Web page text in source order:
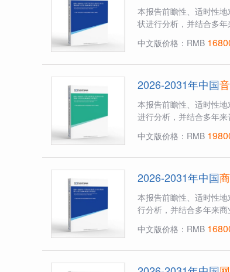
本报告前瞻性、适时性
状进行分析，并结合多
中文版价格：RMB
2026-2031年中国
本报告前瞻性、适时性
进行分析，并结合多年
中文版价格：RMB
2026-2031年中国
本报告前瞻性、适时性
行分析，并结合多年来
中文版价格：RMB